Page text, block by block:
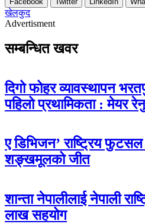
खेलकुद
Advertisment
सम्बन्धित खवर
दिगो फोहर व्यावस्थापन
पहिलो प्रथामिकता : मेयर
ए डिभिजन’ राष्ट्रिय
शङ्खमूलको जीत
शान्ता नेपालीलाई नेपाली
लाख सहयोग